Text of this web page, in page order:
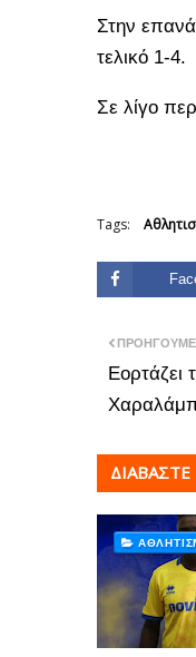
Στην
τελικό 1-4.
Σε λίγο
Tags:
Εορτάζει